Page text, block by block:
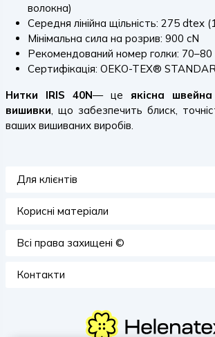
волокна)
Середня лінійна щільність: 275 dtex
Мінімальна сила на розрив: 900 cN
Рекомендований номер голки: 70–80
Сертифікація: OEKO-TEX®
Нитки IRIS 40N— це якісна
вишивки, що забезпечить блиск,
ваших вишиваних виробів.
Для клієнтів
Корисні матеріали
Всi права захищенi ©
Контакти